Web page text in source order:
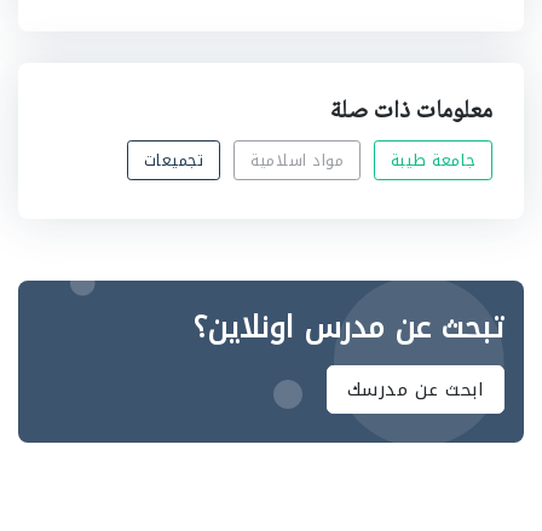
معلومات ذات صلة
جامعة طيبة مواد اسلامية تجميعات
تبحث عن مدرس اونلاين؟
ابحث عن مدرسك